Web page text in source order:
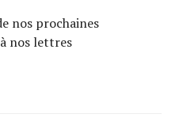
nos prochaines
nos lettres